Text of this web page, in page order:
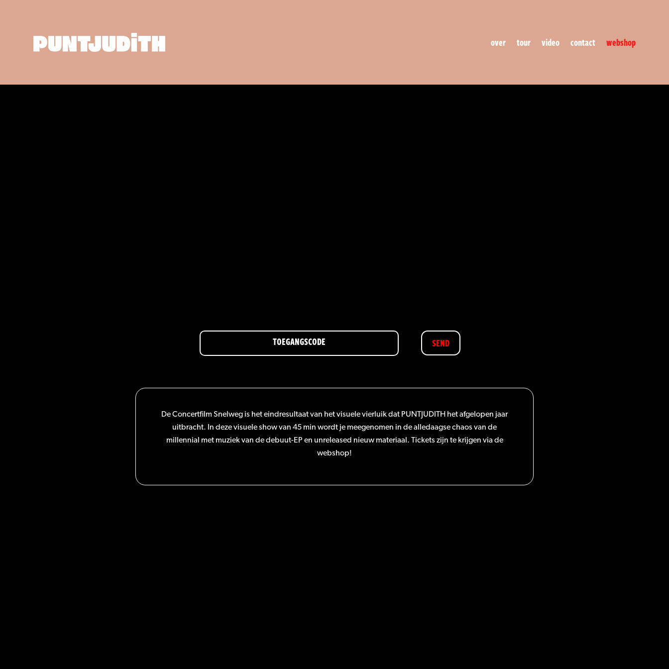
over tour video contact webshop
SEND
De Concertfilm Snelweg is het eindresultaat van het visuele vierluik dat PUNTJUDITH het afgelopen jaar
uitbracht. In deze visuele show van 45 min wordt je meegenomen in de alledaagse chaos van de
millennial met muziek van de debuut-EP en unreleased nieuw materiaal. Tickets zijn te krijgen via de
webshop!